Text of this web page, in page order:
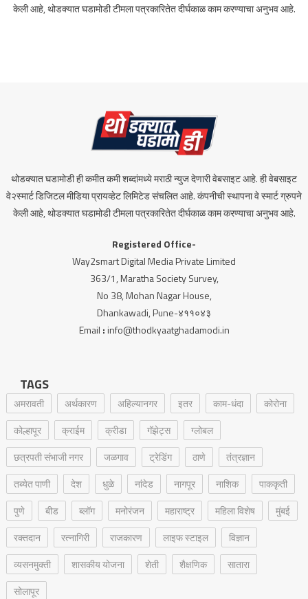
केली आहे, थोडक्यात घडामोडी टीमला पत्रकारितेत दीर्घकाळ काम करण्याचा अनुभव आहे.
थोडक्यात घडामोडी ही कमीत कमी शब्दांमध्ये मराठी न्युज देणारी वेबसाइट आहे. ही वेबसाइट
वे२स्मार्ट डिजिटल मीडिया प्रायव्हेट लिमिटेड संचलित आहे. कंपनीची स्थापना वे स्मार्ट ग्रुपने
केली आहे, थोडक्यात घडामोडी टीमला पत्रकारितेत दीर्घकाळ काम करण्याचा अनुभव आहे.
Registered Office-
Way2smart Digital Media Private Limited
363/1, Maratha Society Survey,
No 38, Mohan Nagar House,
Dhankawadi, Pune-४११०४३
Email :info@thodkyaatghadamodi.in
TAGS
अमरावती अर्थकारण अहिल्यानगर इतर काम-धंदा
कोरोना
कोल्हापूर
क्राईम क्रीडा गॅझेट्स
ग्लोबल
छत्रपती संभाजी नगर
जळगाव ट्रेडिंग ठाणे
तंत्रज्ञान
तब्येत पाणी
देश धुळे नांदेड नागपूर नाशिक
पाककृती
पुणे
बीड ब्लॉग मनोरंजन महाराष्ट्र महिला विशेष
मुंबई
रक्‍तदान
रत्नागिरी राजकारण लाइफ स्टाइल
विज्ञान
व्यसनमुक्ती
शासकीय योजना शेती शैक्षणिक
सातारा
सोलापूर